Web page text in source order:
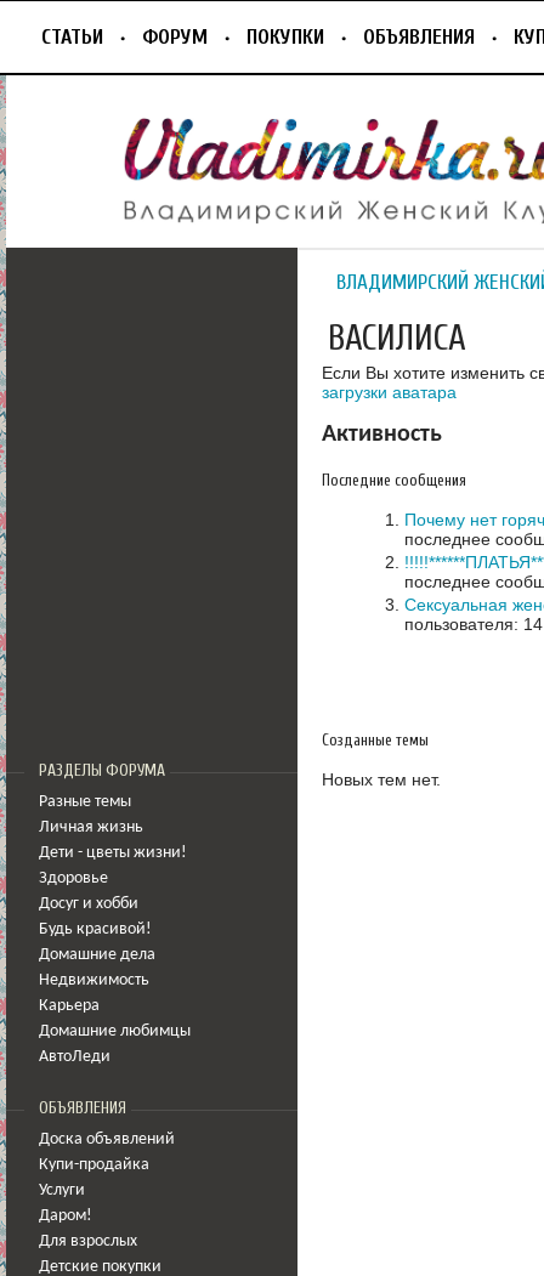
СТАТЬИ ФОРУМ ПОКУПКИ ОБЪЯВЛЕНИЯ
РАЗДЕЛЫ ФОРУМА
Разные темы
Личная жизнь
Дети - цветы жизни!
Здоровье
Досуг и хобби
Будь красивой!
Домашние дела
Недвижимость
Карьера
Домашние любимцы
АвтоЛеди
ОБЪЯВЛЕНИЯ
Доска объявлений
Купи-продайка
Услуги
Даром!
Для взрослых
Детские покупки
ВЛАДИМИРСКИЙ
ВАСИЛИСА
Если Вы хотите изменить
загрузки аватара
Активность
Последние сообщения
Почему нет
последнее
последнее
Сексуальная
пользователя:
Созданные темы
Новых тем нет.